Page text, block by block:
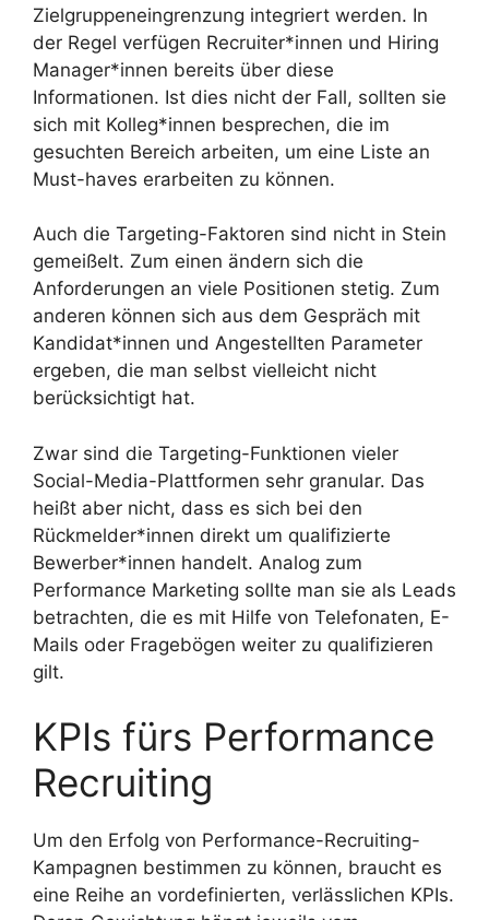
Zielgruppeneingrenzung integriert werden. In
der Regel verfügen Recruiter*innen und Hiring
Manager*innen bereits über diese
Informationen. Ist dies nicht der Fall, sollten sie
sich mit Kolleg*innen besprechen, die im
gesuchten Bereich arbeiten, um eine Liste an
Must-haves erarbeiten zu können.
Auch die Targeting-Faktoren sind nicht in Stein
gemeißelt. Zum einen ändern sich die
Anforderungen an viele Positionen stetig. Zum
anderen können sich aus dem Gespräch mit
Kandidat*innen und Angestellten Parameter
ergeben, die man selbst vielleicht nicht
berücksichtigt hat.
Zwar sind die Targeting-Funktionen vieler
Social-Media-Plattformen sehr granular. Das
heißt aber nicht, dass es sich bei den
Rückmelder*innen direkt um qualifizierte
Bewerber*innen handelt. Analog zum
Performance Marketing sollte man sie als Leads
betrachten, die es mit Hilfe von Telefonaten, E-
Mails oder Fragebögen weiter zu qualifizieren
gilt.
KPIs fürs Performance
Recruiting
Um den Erfolg von Performance-Recruiting-
Kampagnen bestimmen zu können, braucht es
eine Reihe an vordefinierten, verlässlichen KPIs.